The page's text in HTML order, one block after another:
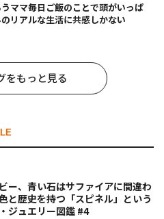
ママ毎日ご飯のことで頭がいっぱ
リアルな生活に共感しかない
をもっと見る
ー、青い石はサファイアに間違わ
と歴史を持つ「スピネル」という
ジュエリー図鑑 #4